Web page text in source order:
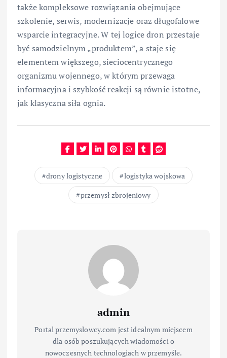
także kompleksowe rozwiązania obejmujące
szkolenie, serwis, modernizacje oraz długofalowe
wsparcie integracyjne. W tej logice dron przestaje
być samodzielnym „produktem”, a staje się
elementem większego, sieciocentrycznego
organizmu wojennego, w którym przewaga
informacyjna i szybkość reakcji są równie istotne,
jak klasyczna siła ognia.
drony logistyczne
logistyka wojskowa
przemysł zbrojeniowy
admin
Portal przemyslowcy.com jest idealnym miejscem
dla osób poszukujących wiadomości o
nowoczesnych technologiach w przemyśle.